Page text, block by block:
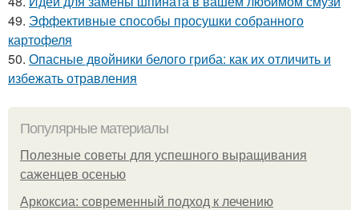
49. Эффективные способы просушки собранного
картофеля
50. Опасные двойники белого гриба: как их отличить и
избежать отравления
Популярные материалы
Полезные советы для успешного выращивания
саженцев осенью
Аркоксиа: современный подход к лечению